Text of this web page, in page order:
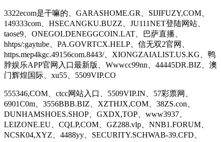
3322ecom是干嘛的、GARASHOME.GR、SIJIFUZY,COM、
149333com、HSECANGKU.BUZZ、JU111NET登陆网站、
taose9、ONEGOLDENEGGCOIN.LAT、巴萨直播、
hhtps/:gaytube、PA.GOVRTCX.HELP、信无双2官网、
https.mep4kgc.49156com.8443/、XIONGZAIALIST.US.KG、鸭
脖娱乐APP官网入口最新版、Wwwcc99nn、44445DR.BIZ、澳
门辉煌国际、xu55、5509VIP.CO
555346,COM、ctcc网站入口、5509VIP.IN、57彩票网、
6901C0m、3556BBB.BIZ、XZTHJX,COM、38ZS.con、
DUNHAMSHOES.SHOP、GXDX,TOP、www3937、
LEIZONE.EU、CQLP,COM、GZ288.vlp、NNB1.FORUM、
NCSK04,XYZ、4488yy、SECURITY.SCHWAB-39.CFD、